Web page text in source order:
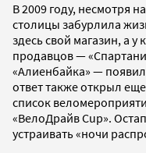
В 2009 году, несмотря
столицы забурлила
здесь свой магазин, а
продавцов —
«Алиенбайка» —
ответ также открыл
список
«ВелоДрайв Cup».
устраивать «ночи